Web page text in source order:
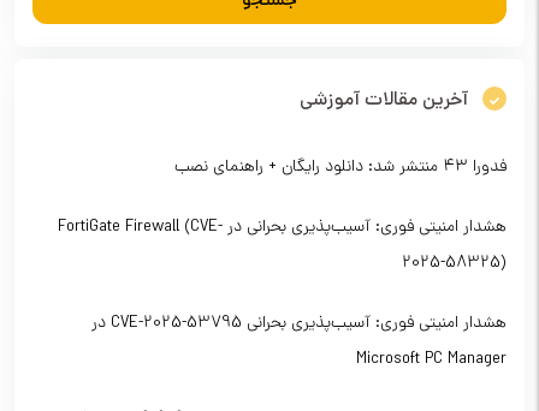
آخرین مقالات آموزشی
فدورا ۴۳ منتشر شد: دانلود رایگان + راهنمای نصب
هشدار امنیتی فوری: آسیب‌پذیری بحرانی در FortiGate Firewall (CVE-
2025-58325)
هشدار امنیتی فوری: آسیب‌پذیری بحرانی CVE-2025-53795 در
Microsoft PC Manager